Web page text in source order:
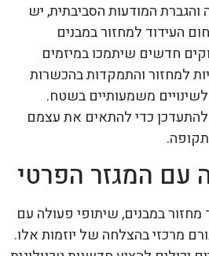
המודעות הסביבתית, יש
העידוד למחזור במבנים
חדשים שיתמכו במיזמים
למחזור והתמקדות בהכשרות
משמעותיים בשטח.
להתעדכן כדי להתאים את עצמם
עם המגזר הפרטי
במבנים, שיתופי פעולה עם
מרכזי בהצלחה של יוזמות אלו.